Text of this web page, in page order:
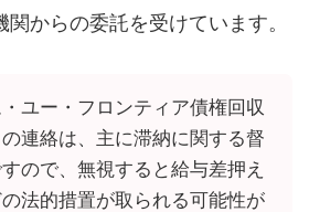
からの委託を受けています。
ユー・フロンティア債権回収
連絡は、主に滞納に関する督
ので、無視すると給与差押え
法的措置が取られる可能性が